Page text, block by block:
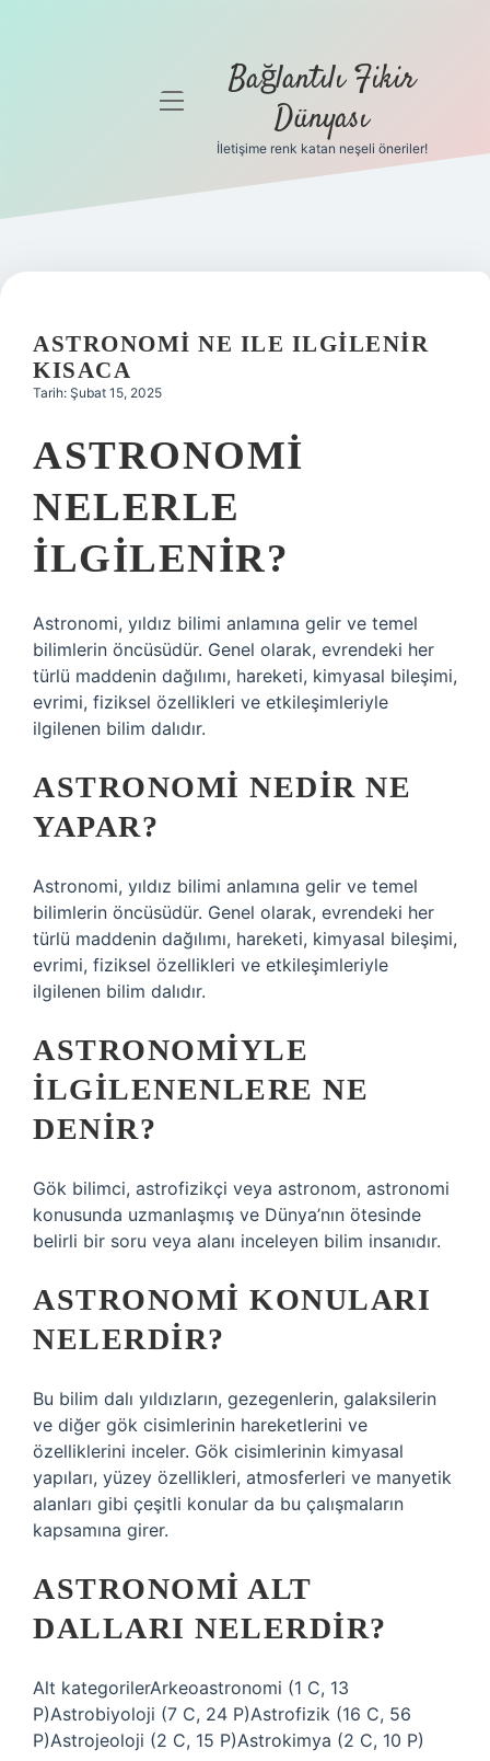
Gizlilik
Hakkımızda
menüyü
Bağlantılı Fikir
Dünyası
İletişime renk katan neşeli öneriler!
ASTRONOMI NE ILE ILGILENIR
KISACA
Tarih: Şubat 15, 2025
ASTRONOMI
NELERLE
ILGILENIR?
Astronomi, yıldız bilimi anlamına gelir ve temel
bilimlerin öncüsüdür. Genel olarak, evrendeki her
türlü maddenin dağılımı, hareketi, kimyasal bileşimi,
evrimi, fiziksel özellikleri ve etkileşimleriyle
ilgilenen bilim dalıdır.
ASTRONOMI NEDIR NE
YAPAR?
Astronomi, yıldız bilimi anlamına gelir ve temel
bilimlerin öncüsüdür. Genel olarak, evrendeki her
türlü maddenin dağılımı, hareketi, kimyasal bileşimi,
evrimi, fiziksel özellikleri ve etkileşimleriyle
ilgilenen bilim dalıdır.
ASTRONOMIYLE
ILGILENENLERE NE
DENIR?
Gök bilimci, astrofizikçi veya astronom, astronomi
konusunda uzmanlaşmış ve Dünya’nın ötesinde
belirli bir soru veya alanı inceleyen bilim insanıdır.
ASTRONOMI KONULARI
NELERDIR?
Bu bilim dalı yıldızların, gezegenlerin, galaksilerin
ve diğer gök cisimlerinin hareketlerini ve
özelliklerini inceler. Gök cisimlerinin kimyasal
yapıları, yüzey özellikleri, atmosferleri ve manyetik
alanları gibi çeşitli konular da bu çalışmaların
kapsamına girer.
ASTRONOMI ALT
DALLARI NELERDIR?
Alt kategorilerArkeoastronomi (1 C, 13
P)Astrobiyoloji (7 C, 24 P)Astrofizik (16 C, 56
P)Astrojeoloji (2 C, 15 P)Astrokimya (2 C, 10 P)